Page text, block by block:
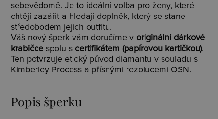
sebevědomě. Je to ideální volba pro ženy, které
chtějí zazářit a hledají doplněk, který se stane
středobodem jejich outfitu.
Váš nový šperk vám doručíme v originální dárkové
krabičce spolu s certifikátem (papírovou kartičkou).
Ten potvrzuje etický původ diamantu v souladu s
Kimberley Process a přísnými rezolucemi OSN.
Popis šperku